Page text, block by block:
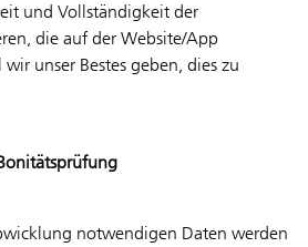
und Vollständigkeit der
die auf der Website/App
unser Bestes geben, dies zu
notwendigen Daten werden